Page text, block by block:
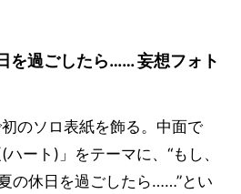
を過ごしたら…… 妄想フォト
のソロ表紙を飾る。中面で
ート)」をテーマに、“もし、
の休日を過ごしたら……”とい